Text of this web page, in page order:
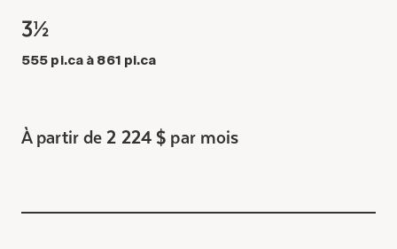
3½
555 pi.ca à 861 pi.ca
À partir de 2 224 $ par mois